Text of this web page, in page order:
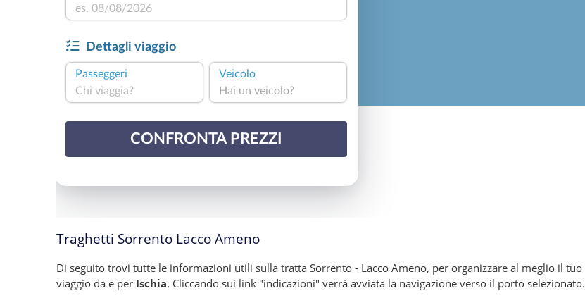
Traghetti Sorrento Lacco Ameno
Di seguito trovi tutte le informazioni utili sulla tratta Sorrento - Lacco Ameno, per organizzare al meglio il tuo
viaggio da e per Ischia. Cliccando sui link "indicazioni" verrà avviata la navigazione verso il porto selezionato.